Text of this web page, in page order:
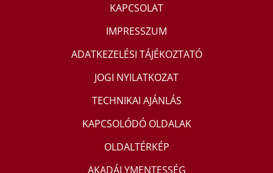
KAPCSOLAT
IMPRESSZUM
ADATKEZELÉSI TÁJÉKOZTATÓ
JOGI NYILATKOZAT
TECHNIKAI AJÁNLÁS
KAPCSOLÓDÓ OLDALAK
OLDALTÉRKÉP
AKADÁLYMENTESSÉG